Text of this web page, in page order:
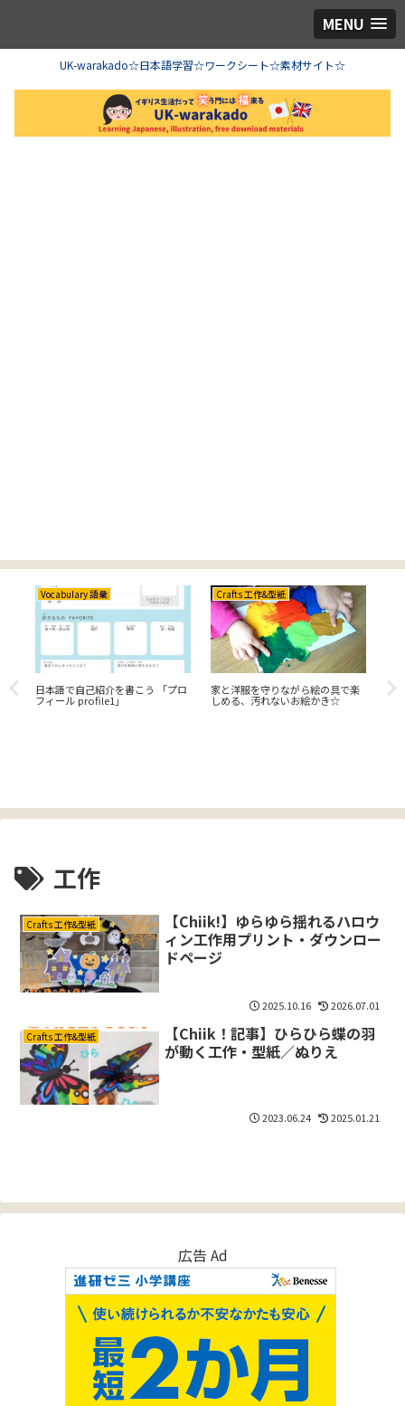
MENU
UK-warakado☆日本語学習☆ワークシート☆素材サイト☆
Vocabulary 語彙
日本語で自己紹介を書こう 「プロ
フィール profile1」
Crafts 工作&型紙
家と洋服を守りながら絵の具で楽
しめる、汚れないお絵かき☆
【
工作
Crafts 工作&型紙
【Chiik!】ゆらゆら揺れるハロウ
ィン工作用プリント・ダウンロー
ドページ
2025.10.16 2026.07.01
Crafts 工作&型紙
【Chiik！記事】ひらひら蝶の羽
が動く工作・型紙／ぬりえ
2023.06.24 2025.01.21
広告 Ad